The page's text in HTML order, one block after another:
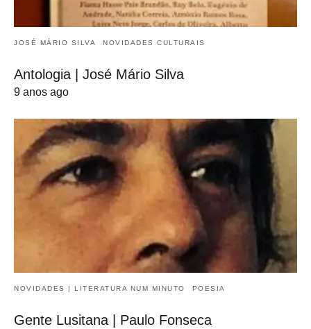
JOSÉ MÁRIO SILVA NOVIDADES CULTURAIS
Antologia | José Mário Silva
9 anos ago
NOVIDADES | LITERATURA NUM MINUTO POESIA
Gente Lusitana | Paulo Fonseca